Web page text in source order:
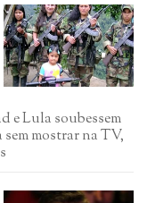
e Lula soubessem
mostrar na TV,